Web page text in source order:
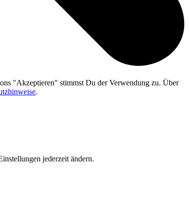
"Akzeptieren" stimmst Du der Verwendung zu. Über
.
jederzeit ändern.